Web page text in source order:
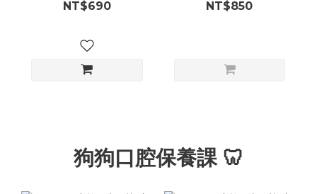
NT$690 NT$850
狗狗口腔保養課 🦷